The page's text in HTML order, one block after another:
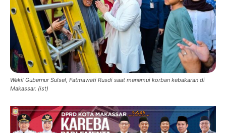
Wakil Gubernur Sulsel, Fatmawati Rusdi saat menemui korban kebakaran di
Makassar. (ist)